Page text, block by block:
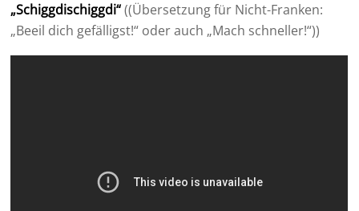
„Schiggdischiggdi“((Übersetzung für Nicht-Franken:
„Beeil dich gefälligst!“ oder auch „Mach schneller!“))